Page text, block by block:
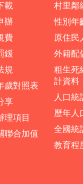
載
辦
費
鍰
規
歲對照表
享
理項目
聯合加值
村里鄰
性別年
原住民
外籍配
粗生死
計資料
人口統
歷年人
全國統
教育程